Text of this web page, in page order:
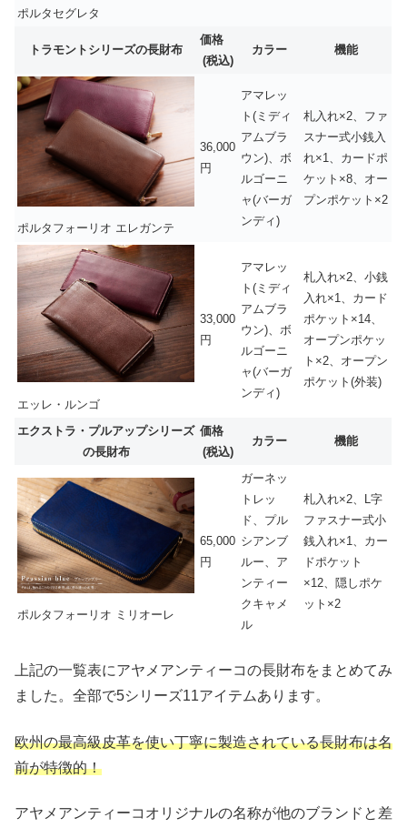
ポルタセグレタ
トラモントシリーズの長財布
価格
(税込)
カラー 機能
ポルタフォーリオ エレガンテ
36,000
円
アマレッ
ト(ミディ
アムブラ
ウン)、ボ
ルゴーニ
ャ(バーガ
ンディ)
札入れ×2、ファ
スナー式小銭入
れ×1、カードポ
ケット×8、オー
プンポケット×2
エッレ・ルンゴ
33,000
円
アマレッ
ト(ミディ
アムブラ
ウン)、ボ
ルゴーニ
ャ(バーガ
ンディ)
札入れ×2、小銭
入れ×1、カード
ポケット×14、
オープンポケッ
ト×2、オープン
ポケット(外装)
エクストラ・プルアップシリーズ
の長財布
価格
(税込)
カラー 機能
ポルタフォーリオ ミリオーレ
65,000
円
ガーネッ
トレッ
ド、プル
シアンブ
ルー、ア
ンティー
クキャメ
ル
札入れ×2、L字
ファスナー式小
銭入れ×1、カー
ドポケット
×12、隠しポケ
ット×2
上記の一覧表にアヤメアンティーコの長財布をまとめてみ
ました。全部で5シリーズ11アイテムあります。
欧州の最高級皮革を使い丁寧に製造されている長財布は名
前が特徴的！
アヤメアンティーコオリジナルの名称が他のブランドと差